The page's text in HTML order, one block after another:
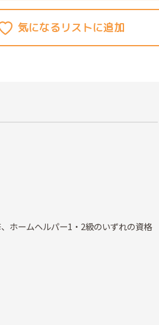
ホームヘルパー1・2級のいずれの資格